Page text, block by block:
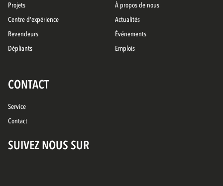
Projets
Centre d'expérience
Revendeurs
Dépliants
À propos de nous
Actualités
Événements
Emplois
CONTACT
Service
Contact
SUIVEZ NOUS SUR